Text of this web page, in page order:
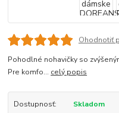
Ohodnotiť
Pohodlné nohavičky so
Pre komfo... celý popis
Dostupnosť:
Skladom